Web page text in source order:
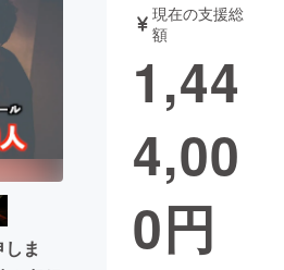
ガジェット
書籍・雑誌
チャレンジ
域活性化
ま
現在の支援総
額
1,44
4,00
0円